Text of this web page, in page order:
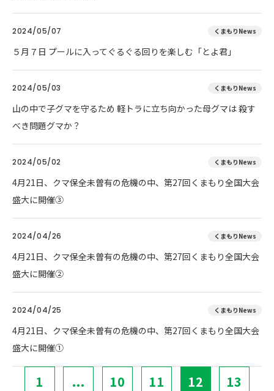
2024/05/07 くまもりNews
５月７日 プールに入ってぐるぐる回りを楽しむ「とよ君」
2024/05/03 くまもりNews
山の中で子グマを守るため 軽トラに立ち向かった母グマは 殺す
べき問題グマか？
2024/05/02 くまもりNews
4月21日、クマ保全未曽有の危機の中、第27回くまもり全国大会
盛大に開催③
2024/04/26 くまもりNews
4月21日、クマ保全未曽有の危機の中、第27回くまもり全国大会
盛大に開催②
2024/04/25 くまもりNews
4月21日、クマ保全未曽有の危機の中、第27回くまもり全国大会
盛大に開催①
1 ... 10 11 12 13